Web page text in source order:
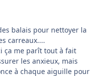
balais pour nettoyer la
carreaux....
ça me parît tout à fait
les anxieux, mais
à chaque aiguille pour